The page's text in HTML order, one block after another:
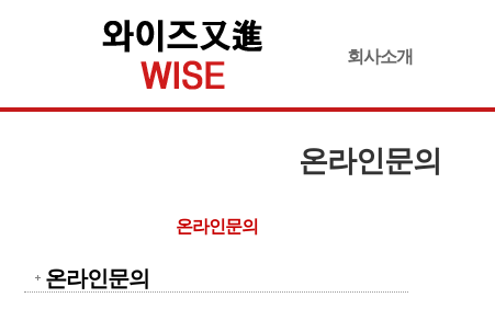
회사소개
온라인문의
온라인문의
온라인문의